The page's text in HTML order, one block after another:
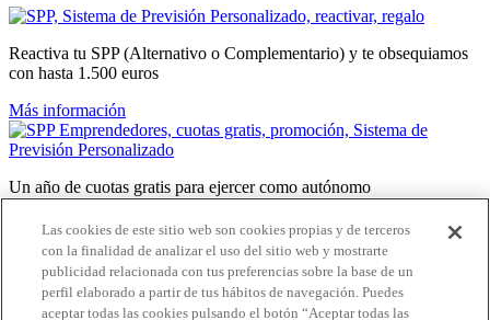
Reactiva tu SPP (Alternativo o Complementario) y te obsequiamos
con hasta 1.500 euros
Más información
Un año de cuotas gratis para ejercer como autónomo
Más información
Te regalamos dos meses gratis de SPP Complementario
Las cookies de este sitio web son cookies propias y de terceros
con la finalidad de analizar el uso del sitio web y mostrarte
publicidad relacionada con tus preferencias sobre la base de un
perfil elaborado a partir de tus hábitos de navegación. Puedes
aceptar todas las cookies pulsando el botón “Aceptar todas las